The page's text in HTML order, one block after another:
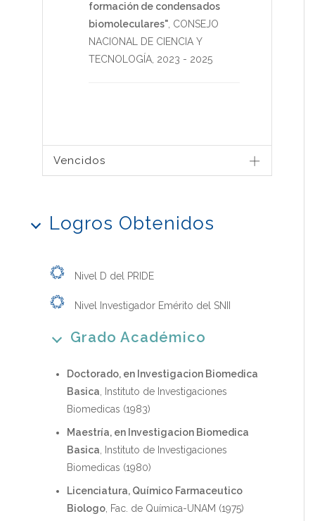
formación de condensados
biomoleculares", CONSEJO
NACIONAL DE CIENCIA Y
TECNOLOGÍA, 2023 - 2025
Vencidos
Logros Obtenidos
Nivel D del PRIDE
Nivel Investigador Emérito del SNII
Grado Académico
Doctorado, en Investigacion Biomedica
Basica, Instituto de Investigaciones
Biomedicas (1983)
Maestría, en Investigacion Biomedica
Basica, Instituto de Investigaciones
Biomedicas (1980)
Licenciatura, Químico Farmaceutico
Biologo, Fac. de Química-UNAM (1975)